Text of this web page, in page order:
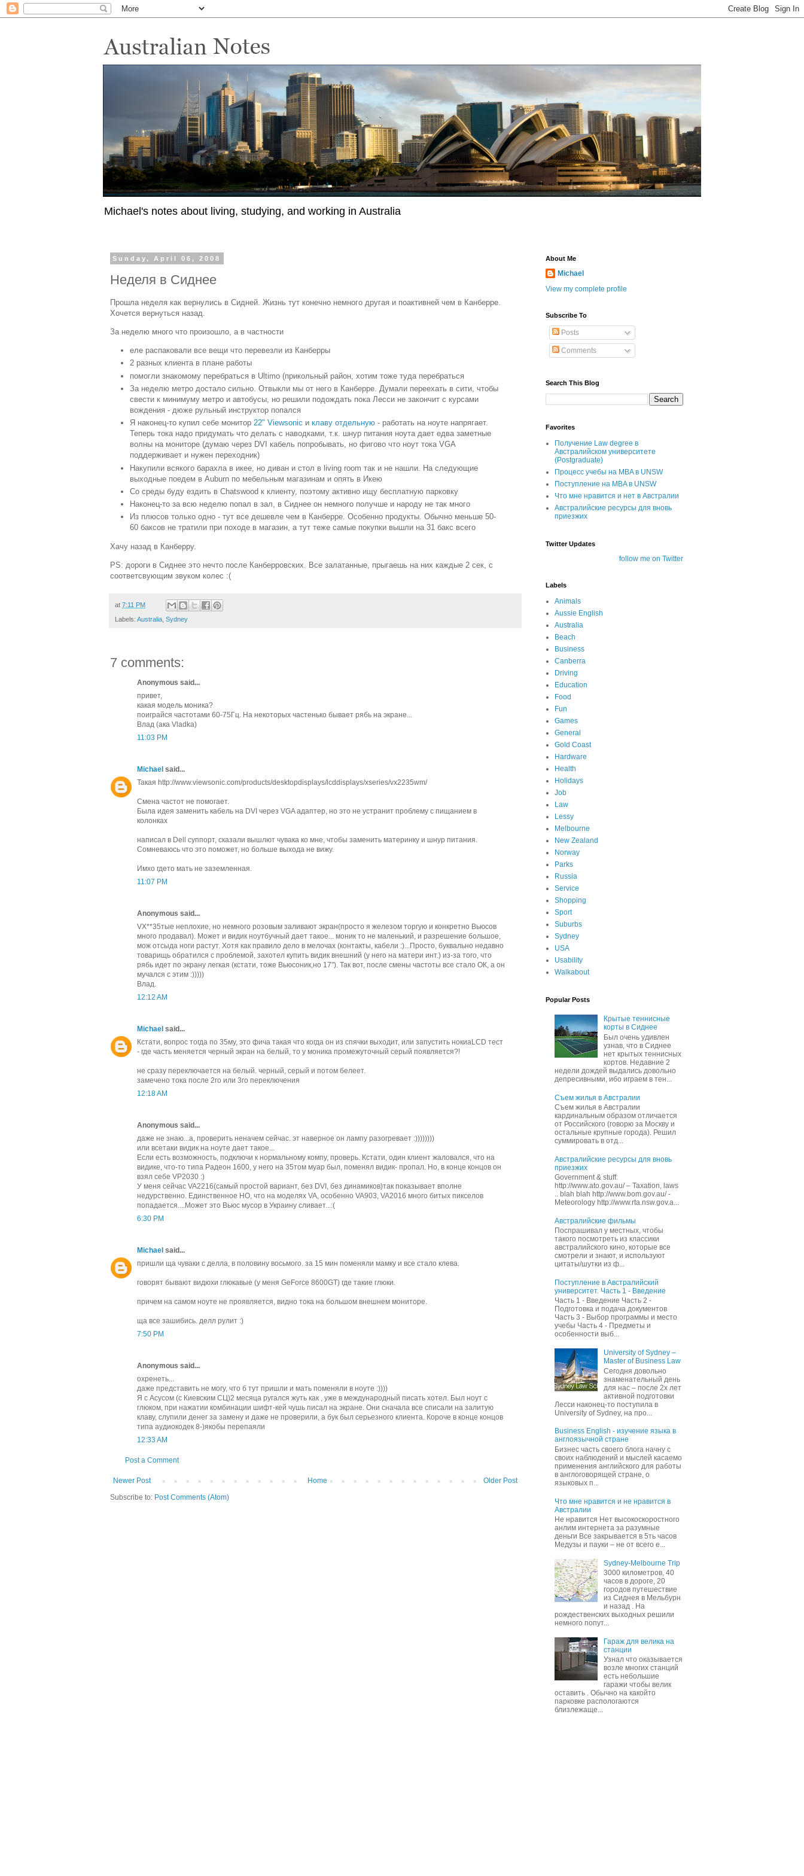
Michael's notes about living, studying, and working in Australia
Sunday, April 06, 2008
Неделя в Сиднее
Прошла неделя как вернулись в Сидней. Жизнь тут конечно немного другая и поактивней чем в Канберре.
Хочется вернуться назад.
За неделю много что произошло, а в частности
еле распаковали все вещи что перевезли из Канберры
2 разных клиента в плане работы
помогли знакомому перебраться в Ultimo (прикольный район, хотим тоже туда перебраться
За неделю метро достало сильно. Отвыкли мы от него в Канберре. Думали переехать в сити, чтобы
свести к минимуму метро и автобусы, но решили подождать пока Лесси не закончит с курсами
вождения - дюже рульный инструктор попался
Я наконец-то купил себе монитор 22" Viewsonic и клаву отдельную - работать на ноуте напрягает.
Теперь тока надо придумать что делать с наводками, т.к. шнур питания ноута дает едва заметные
волны на мониторе (думаю через DVI кабель попробывать, но фигово что ноут тока VGA
поддерживает и нужен переходник)
Накупили всякого барахла в икее, но диван и стол в living room так и не нашли. На следующие
выходные поедем в Auburn по мебельным магазинам и опять в Икею
Со среды буду ездить в Chatswood к клиенту, поэтому активно ищу бесплатную парковку
Наконец-то за всю неделю попал в зал, в Сиднее он немного получше и народу не так много
Из плюсов только одно - тут все дешевле чем в Канберре. Особенно продукты. Обычно меньше 50-
60 баксов не тратили при походе в магазин, а тут теже самые покупки вышли на 31 бакс всего
Хачу назад в Канберру.
PS: дороги в Сиднее это нечто после Канберровских. Все залатанные, прыгаешь на них каждые 2 сек, с
соответсвующим звуком колес :(
at 7:11 PM
Labels: Australia Sydney
7 comments:
Anonymous said...
привет,
какая модель моника?
поиграйся частотами 60-75Гц. На некоторых частенько бывает рябь на экране...
Влад (ака Vladka)
11:03 PM
Michael said...
Такая http://www.viewsonic.com/products/desktopdisplays/lcddisplays/xseries/vx2235wm/
Смена частот не помогает.
Была идея заменить кабель на DVI через VGA адаптер, но это не устранит проблему с пищанием в
колонках
написал в Dell суппорт, сказали вышлют чувака ко мне, чтобы заменить материнку и шнур питания.
Сомневаюсь что это поможет, но больше выхода не вижу.
Имхо гдето мать не заземленная.
11:07 PM
Anonymous said...
VX**35тые неплохие, но немного розовым заливают экран(просто я железом торгую и конкретно Вьюсов
много продавал). Может и видик ноутбучный дает такое... моник то не маленький, и разрешение большое,
мож отсыда ноги растут. Хотя как правило дело в мелочах (контакты, кабели :)...Просто, буквально недавно
товарищь обратился с проблемой, захотел купить видик внешний (у него на матери инт.) из-за того, что
рябь идет по экрану легкая (кстати, тоже Вьюсоник,но 17"). Так вот, после смены частоты все стало ОК, а он
мучался с этим :)))))
Влад.
12:12 AM
Michael said...
Кстати, вопрос тогда по 35му, это фича такая что когда он из спячки выходит, или запустить нокиаLCD тест
- где часть меняется черный экран на белый, то у моника промежуточный серый появляется?!
не сразу переключается на белый. черный, серый и потом белеет.
замечено тока после 2го или 3го переключения
12:18 AM
Anonymous said...
даже не знаю...а, проверить неначем сейчас. эт наверное он лампу разогревает :))))))))
или всетаки видик на ноуте дает такое...
Если есть возможность, подключи к нормальному компу, проверь. Кстати, один клиент жаловался, что на
видике, что-то типа Радеон 1600, у него на 35том муар был, поменял видик- пропал. Но, в конце концов он
взял себе VP2030 :)
У меня сейчас VA2216(самый простой вариант, без DVI, без динамиков)так показывает вполне
недурственно. Единственное НО, что на моделях VA, особенно VA903, VA2016 много битых пикселов
попадается....Может это Вьюс мусор в Украину сливает...:(
6:30 PM
Michael said...
пришли ща чуваки с делла, в половину восьмого. за 15 мин поменяли мамку и все стало клева.
говорят бывают видюхи глюкавые (у меня GeForce 8600GT) где такие глюки.
причем на самом ноуте не проявляется, видно тока на большом внешнем мониторе.
ща все зашибись. делл рулит :)
7:50 PM
Anonymous said...
охренеть...
даже представить не могу, что б тут пришли и мать поменяли в ноуте :))))
Я с Асусом (с Киевским СЦ)2 месяца ругался жуть как , уже в международный писать хотел. Был ноут с
глюком, при нажатии комбинации шифт-кей чушь писал на экране. Они сначала все списали на залитую
клаву, слупили денег за замену и даже не проверили, а бук был серьезного клиента. Короче в конце концов
типа аудиокодек 8-)якобы перепаяли
12:33 AM
Post a Comment
Newer Post Older Post
Home
Subscribe to: Post Comments (Atom)
About Me
Michael
View my complete profile
Subscribe To
Posts
Comments
Search This Blog
Favorites
Получение Law degree в
Австралийском университете
(Postgraduate)
Процесс учебы на MBA в UNSW
Поступление на MBA в UNSW
Что мне нравится и нет в Австралии
Австралийские ресурсы для вновь
приезжих
Twitter Updates
follow me on Twitter
Labels
Animals
Aussie English
Australia
Beach
Business
Canberra
Driving
Education
Food
Fun
Games
General
Gold Coast
Hardware
Health
Holidays
Job
Law
Lessy
Melbourne
New Zealand
Norway
Parks
Russia
Service
Shopping
Sport
Suburbs
Sydney
USA
Usability
Walkabout
Popular Posts
Крытые теннисные
корты в Сиднее
Был очень удивлен
узнав, что в Сиднее
нет крытых теннисных
кортов. Недавние 2
недели дождей выдались довольно
депресивными, ибо играем в тен...
Съем жилья в Австралии
Съем жилья в Австралии
кардинальным образом отличается
от Российского (говорю за Москву и
остальные крупные города). Решил
суммировать в отд...
Австралийские ресурсы для вновь
приезжих
Government & stuff:
http://www.ato.gov.au/ – Taxation, laws
.. blah blah http://www.bom.gov.au/ -
Meteorology http://www.rta.nsw.gov.a...
Австралийские фильмы
Поспрашивал у местных, чтобы
такого посмотреть из классики
австралийского кино, которые все
смотрели и знают, и иcпользуют
цитаты/шутки из ф...
Поступление в Австралийский
университет. Часть 1 - Введение
Часть 1 - Введение Часть 2 -
Подготовка и подача документов
Часть 3 - Выбор программы и место
учебы Часть 4 - Предметы и
особенности выб...
University of Sydney –
Master of Business Law
Сегодня довольно
знаменательный день
для нас – после 2х лет
активной подготовки
Лесси наконец-то поступила в
University of Sydney, на про...
Business English - изучение языка в
англоязычной стране
Бизнес часть своего блога начну c
своих наблюдений и мыслей касаемо
применения английского для работы
в англоговорящей стране, о
языковых п...
Что мне нравится и не нравится в
Австралии
Не нравится Нет высокоскоростного
анлим интернета за разумные
деньги Все закрывается в 5ть часов
Медузы и пауки – не от всего е...
Sydney-Melbourne Trip
3000 километров, 40
часов в дороге, 20
городов путешествие
из Сиднея в Мельбурн
и назад . На
рождественских выходных решили
немного попут...
Гараж для велика на
станции
Узнал что оказывается
возле многих станций
есть небольшие
гаражи чтобы велик
оставить . Обычно на какойто
парковке распологаются
близлежаще...